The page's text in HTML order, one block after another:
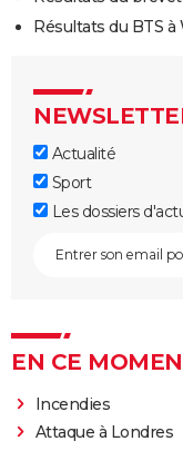
Résultats du BTS
Actualité
Sport
Les dossiers
EN CE
Incendies
Attaque à Londres